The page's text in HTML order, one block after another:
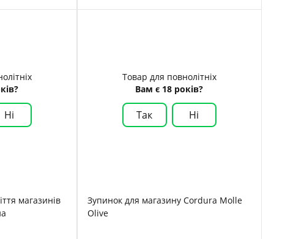
Ні
магазинів
Товар для повнолітніх
Вам є 18 років?
Так Ні
Зупинок для магазину Cordura Molle
Olive